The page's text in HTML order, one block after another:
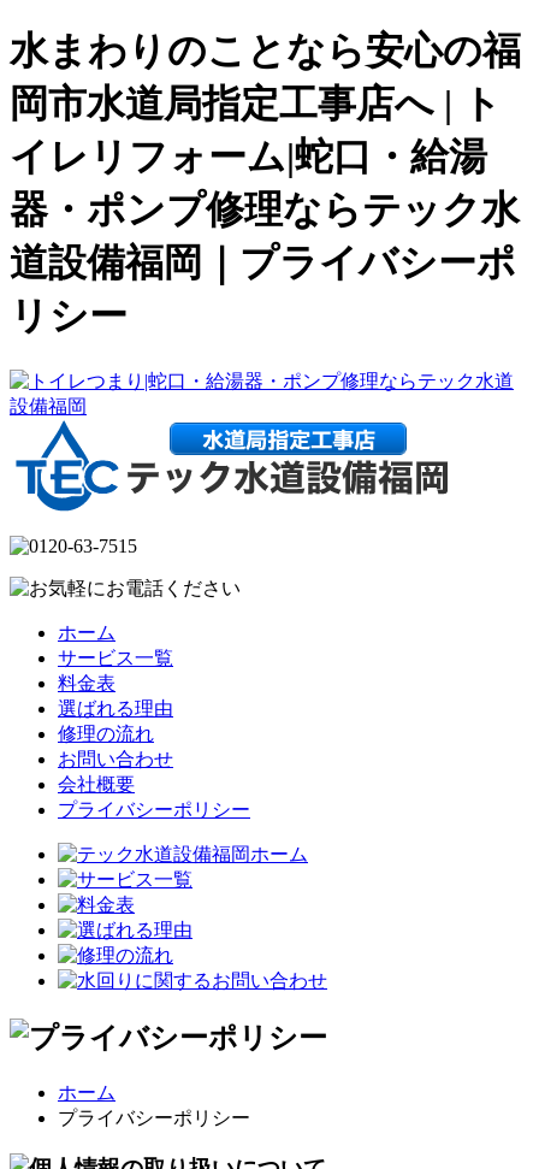
水まわりのことなら安心の福
岡市水道局指定工事店へ | ト
イレリフォーム|蛇口・給湯
器・ポンプ修理ならテック水
道設備福岡｜プライバシーポ
リシー
ホーム
サービス一覧
料金表
選ばれる理由
修理の流れ
お問い合わせ
会社概要
プライバシーポリシー
ホーム
プライバシーポリシー